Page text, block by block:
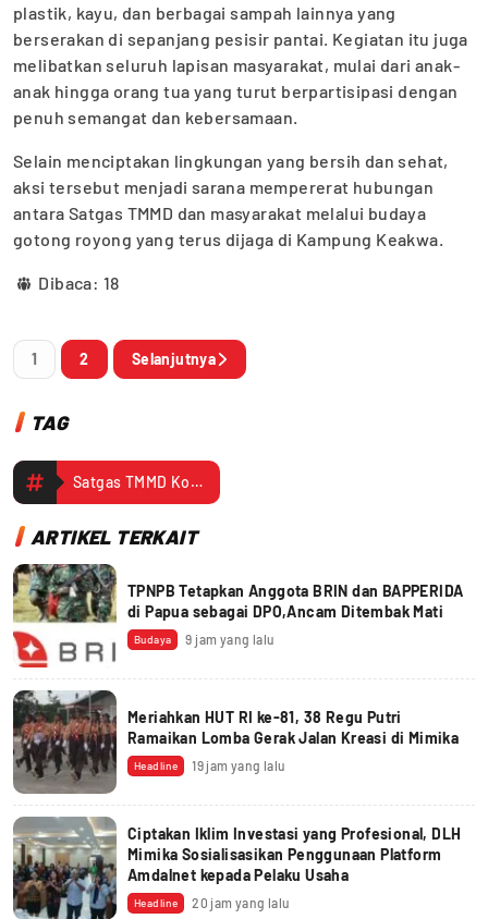
plastik, kayu, dan berbagai sampah lainnya yang
berserakan di sepanjang pesisir pantai. Kegiatan itu juga
melibatkan seluruh lapisan masyarakat, mulai dari anak-
anak hingga orang tua yang turut berpartisipasi dengan
penuh semangat dan kebersamaan.
Selain menciptakan lingkungan yang bersih dan sehat,
aksi tersebut menjadi sarana mempererat hubungan
antara Satgas TMMD dan masyarakat melalui budaya
gotong royong yang terus dijaga di Kampung Keakwa.
Dibaca: 18
1 2 Selanjutnya
TAG
Satgas TMMD Kodim 1710/Mimika Bersama Warga Keakwa Bersihkan Pantai
ARTIKEL TERKAIT
TPNPB Tetapkan Anggota BRIN dan BAPPERIDA
di Papua sebagai DPO,Ancam Ditembak Mati
Budaya 9 jam yang lalu
Meriahkan HUT RI ke-81, 38 Regu Putri
Ramaikan Lomba Gerak Jalan Kreasi di Mimika
Headline 19 jam yang lalu
Ciptakan Iklim Investasi yang Profesional, DLH
Mimika Sosialisasikan Penggunaan Platform
Amdalnet kepada Pelaku Usaha
Headline 20 jam yang lalu